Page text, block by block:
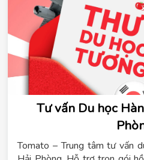
Tư vấn Du học
Tomato – Trung tâm tư vấn